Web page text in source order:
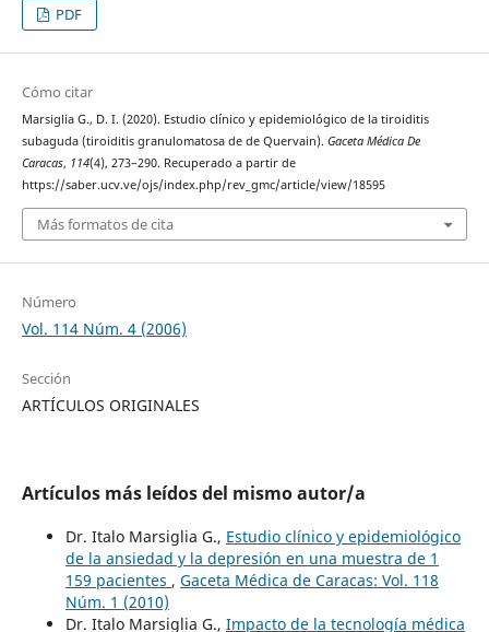
PDF
Cómo citar
Marsiglia G., D. I. (2020). Estudio clínico y epidemiológico de la tiroiditis
subaguda (tiroiditis granulomatosa de de Quervain). Gaceta Médica De
Caracas, 114(4), 273–290. Recuperado a partir de
https://saber.ucv.ve/ojs/index.php/rev_gmc/article/view/18595
Más formatos de cita
Número
Vol. 114 Núm. 4 (2006)
Sección
ARTÍCULOS ORIGINALES
Artículos más leídos del mismo autor/a
Dr. Italo Marsiglia G., Estudio clínico y epidemiológico
de la ansiedad y la depresión en una muestra de 1
159 pacientes , Gaceta Médica de Caracas: Vol. 118
Núm. 1 (2010)
Dr. Italo Marsiglia G., Impacto de la tecnología médica